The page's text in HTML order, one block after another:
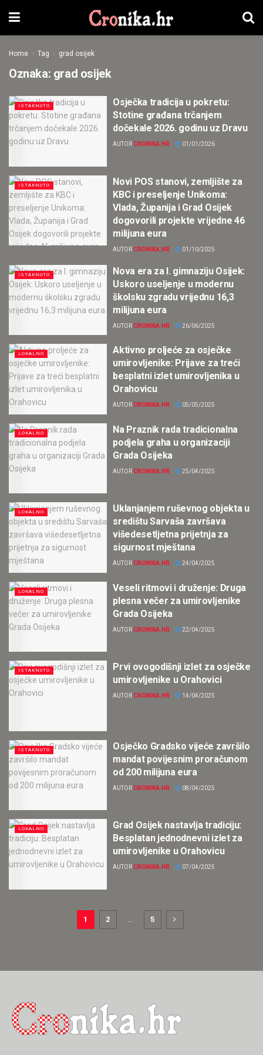
Home Tag grad osijek
Oznaka: grad osijek
ISTAKNUTO
Osječka tradicija u pokretu:
Stotine građana trčanjem
dočekale 2026. godinu uz Dravu
AUTORCRONIKA.HR 01/01/2026
ISTAKNUTO
Novi POS stanovi, zemljište za
KBC i preseljenje Unikoma:
Vlada, Županija i Grad Osijek
dogovorili projekte vrijedne 46
milijuna eura
AUTORCRONIKA.HR 01/10/2025
ISTAKNUTO
Nova era za I. gimnaziju Osijek:
Uskoro useljenje u modernu
školsku zgradu vrijednu 16,3
milijuna eura
AUTORCRONIKA.HR 26/06/2025
LOKALNO
Aktivno proljeće za osječke
umirovljenike: Prijave za treći
besplatni izlet umirovljenika u
Orahovicu
AUTORCRONIKA.HR 05/05/2025
LOKALNO
Na Praznik rada tradicionalna
podjela graha u organizaciji
Grada Osijeka
AUTORCRONIKA.HR 25/04/2025
LOKALNO
Uklanjanjem ruševnog objekta u
središtu Sarvaša završava
višedesetljetna prijetnja za
sigurnost mještana
AUTORCRONIKA.HR 24/04/2025
LOKALNO
Veseli ritmovi i druženje: Druga
plesna večer za umirovljenike
Grada Osijeka
AUTORCRONIKA.HR 22/04/2025
ISTAKNUTO
Prvi ovogodišnji izlet za osječke
umirovljenike u Orahovici
AUTORCRONIKA.HR 14/04/2025
ISTAKNUTO
Osječko Gradsko vijeće završilo
mandat povijesnim proračunom
od 200 milijuna eura
AUTORCRONIKA.HR 08/04/2025
LOKALNO
Grad Osijek nastavlja tradiciju:
Besplatan jednodnevni izlet za
umirovljenike u Orahovicu
AUTORCRONIKA.HR 07/04/2025
1 2 5